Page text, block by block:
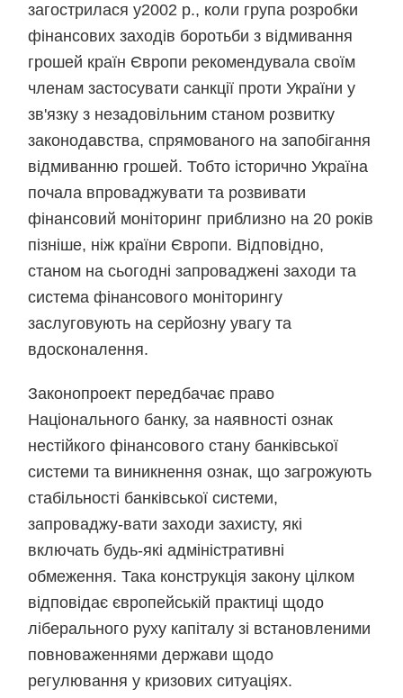
загострилася у2002 р., коли група розробки
фінансових заходів боротьби з відмивання
грошей країн Європи рекомендувала своїм
членам застосувати санкції проти України у
зв'язку з незадовільним станом розвитку
законодавства, спрямованого на запобігання
відмиванню грошей. Тобто історично Україна
почала впроваджувати та розвивати
фінансовий моніторинг приблизно на 20 років
пізніше, ніж країни Європи. Відповідно,
станом на сьогодні запроваджені заходи та
система фінансового моніторингу
заслуговують на серйозну увагу та
вдосконалення.
Законопроект передбачає право
Національного банку, за наявності ознак
нестійкого фінансового стану банківської
системи та виникнення ознак, що загрожують
стабільності банківської системи,
запроваджу-вати заходи захисту, які
включать будь-які адміністративні
обмеження. Така конструкція закону цілком
відповідає європейській практиці щодо
ліберального руху капіталу зі встановленими
повноваженнями держави щодо
регулювання у кризових ситуаціях.